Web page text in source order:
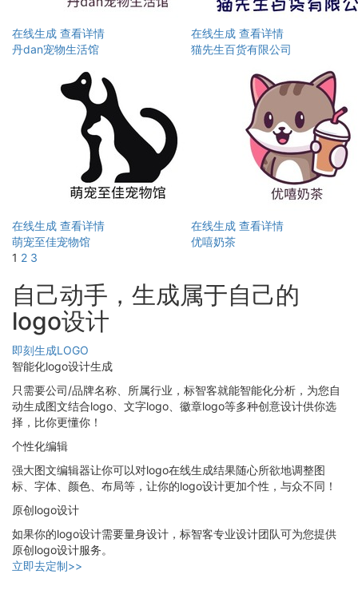
在线生成 查看详情
丹dan宠物生活馆
在线生成 查看详情
猫先生百货有限公司
在线生成 查看详情
萌宠至佳宠物馆
在线生成 查看详情
优嘻奶茶
1 2 3
自己动手，生成属于自己的
logo设计
即刻生成LOGO
智能化logo设计生成
只需要公司/品牌名称、所属行业，标智客就能智能化分析，为您自
动生成图文结合logo、文字logo、徽章logo等多种创意设计供你选
择，比你更懂你！
个性化编辑
强大图文编辑器让你可以对logo在线生成结果随心所欲地调整图
标、字体、颜色、布局等，让你的logo设计更加个性，与众不同！
原创logo设计
如果你的logo设计需要量身设计，标智客专业设计团队可为您提供
原创logo设计服务。
立即去定制>>